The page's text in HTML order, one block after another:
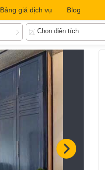
Bảng giá dịch vụ Blog
Chọn diện tích